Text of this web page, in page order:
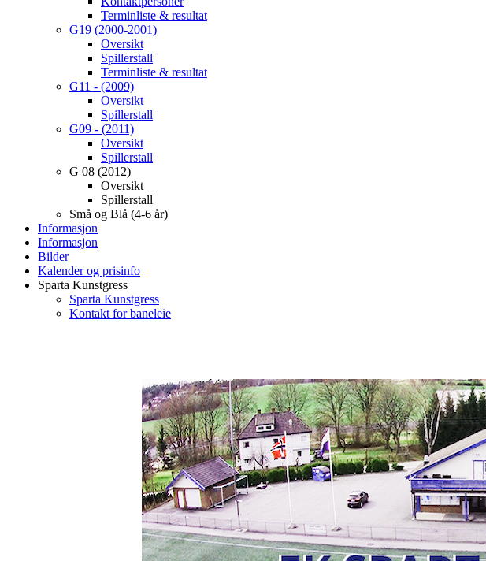
Terminliste & resultat
G19 (2000-2001)
Oversikt
Spillerstall
Terminliste & resultat
G11 - (2009)
Oversikt
Spillerstall
G09 - (2011)
Oversikt
Spillerstall
G 08 (2012)
Oversikt
Spillerstall
Små og Blå (4-6 år)
Informasjon
Informasjon
Bilder
Kalender og prisinfo
Sparta Kunstgress
Sparta Kunstgress
Kontakt for baneleie